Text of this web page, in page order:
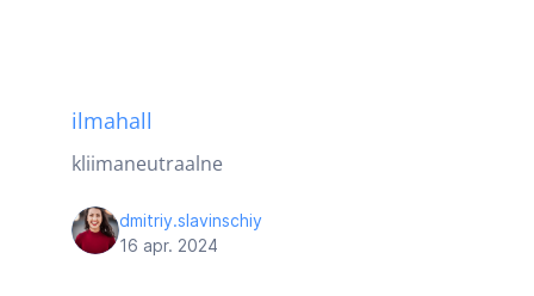
ilmahall
kliimaneutraalne
dmitriy.slavinschiy
16 apr. 2024